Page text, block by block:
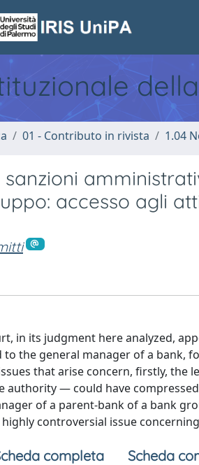
01 - Contributo in rivista 1.04
sanzioni
accesso agli
in its judgment here analyzed,
to the general manager of a bank,
that arise concern, firstly,
authority — could have
of a parent-bank of a bank
controversial issue
completa Scheda